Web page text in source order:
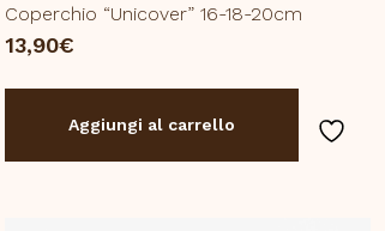
Coperchio “Unicover” 16-18-20cm
13,90€
Aggiungi al carrello